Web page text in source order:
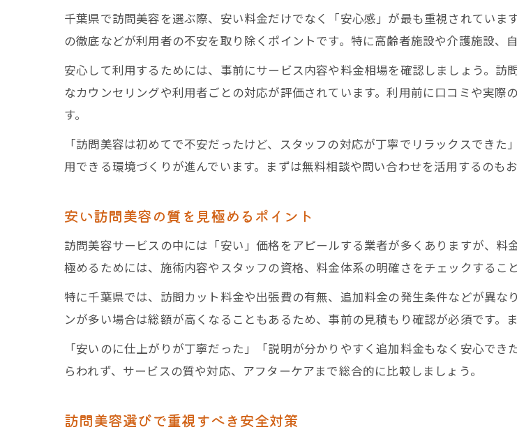
訪問美容選びで比較すべき
安い訪問美容と相場の違い
訪問美容 料金相場の最新ト
訪問美容で追加料金を防ぐ
訪問美容でよくあるトラブ
千葉県の訪問美容師が語る
リアルな体験談でわかる訪
介護中や育児中にも頼れる訪問
訪問美容は介護や子育て世
千葉県で介護中に訪問美容
訪問美容が育児中の負担を
安心して頼める訪問美容の利
千葉県で訪問美容を選ぶ際、安い料金だけでなく「安心感」が最も重視されてい
の徹底などが利用者の不安を取り除くポイントです。特に高齢者施設や介護施設、
安心して利用するためには、事前にサービス内容や料金相場を確認しましょう。
なカウンセリングや利用者ごとの対応が評価されています。利用前に口コミや実
す。
「訪問美容は初めてで不安だったけど、スタッフの対応が丁寧でリラックスでき
用できる環境づくりが進んでいます。まずは無料相談や問い合わせを活用するのもお
安い訪問美容の質を見極めるポイント
訪問美容サービスの中には「安い」価格をアピールする業者が多くありますが、
極めるためには、施術内容やスタッフの資格、料金体系の明確さをチェックすること
特に千葉県では、訪問カット料金や出張費の有無、追加料金の発生条件などが異な
ンが多い場合は総額が高くなることもあるため、事前の見積もり確認が必須です。
「安いのに仕上がりが丁寧だった」「説明が分かりやすく追加料金もなく安心で
らわれず、サービスの質や対応、アフターケアまで総合的に比較しましょう。
訪問美容選びで重視すべき安全対策